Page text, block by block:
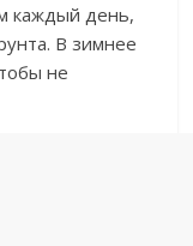
каждый день,
В зимнее
не